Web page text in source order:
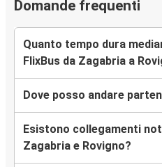
Domande frequenti
Quanto tempo dura
FlixBus da Zagabria a
Dove posso andare
Esistono collegamenti
Zagabria e Rovigno?